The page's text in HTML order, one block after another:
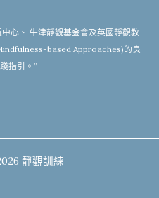
心、 牛津靜觀基金會及英國靜觀教
based Approaches)的良
指引。”
靜觀訓練